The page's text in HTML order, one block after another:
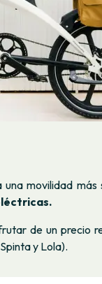
movilidad más
de un precio
y Lola).